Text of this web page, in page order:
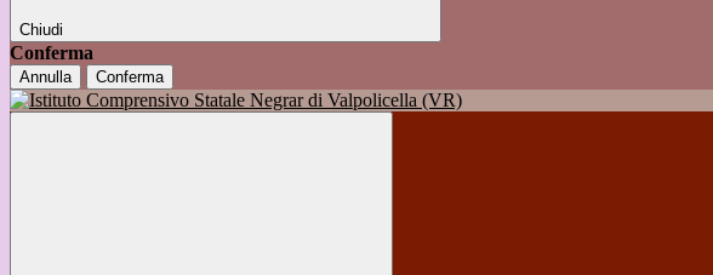
Chiudi
Conferma
Annulla Conferma